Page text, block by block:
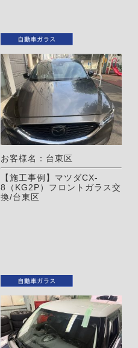
お客様名：台東区
【施工事例】マツダCX-
8（KG2P）フロントガラス交
換/台東区